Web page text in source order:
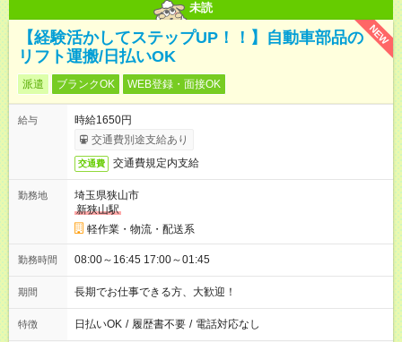
未読
NEW
【経験活かしてステップUP！！】自動車部品の
リフト運搬/日払いOK
派遣 ブランクOK WEB登録・面接OK
給与
時給1650円
交通費別途支給あり
交通費 交通費規定内支給
勤務地
埼玉県狭山市
新狭山駅
軽作業・物流・配送系
勤務時間 08:00～16:45 17:00～01:45
期間 長期でお仕事できる方、大歓迎！
特徴 日払いOK / 履歴書不要 / 電話対応なし